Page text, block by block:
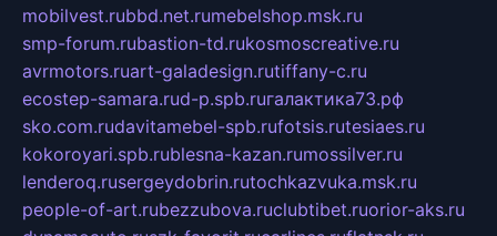
mobilvest.rubbd.net.rumebelshop.msk.ru
smp-forum.rubastion-td.rukosmoscreative.ru
avrmotors.ruart-galadesign.rutiffany-c.ru
ecostep-samara.rud-p.spb.ruгалактика73.рф
sko.com.rudavitamebel-spb.rufotsis.rutesiaes.ru
kokoroyari.spb.rublesna-kazan.rumossilver.ru
lenderoq.rusergeydobrin.rutochkazvuka.msk.ru
people-of-art.rubezzubova.ruclubtibet.ruorior-aks.ru